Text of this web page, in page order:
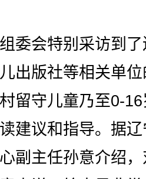
会特别采访到了
出版社等相关单
留守儿童乃至0-
建议和指导。据
副主任孙意介绍